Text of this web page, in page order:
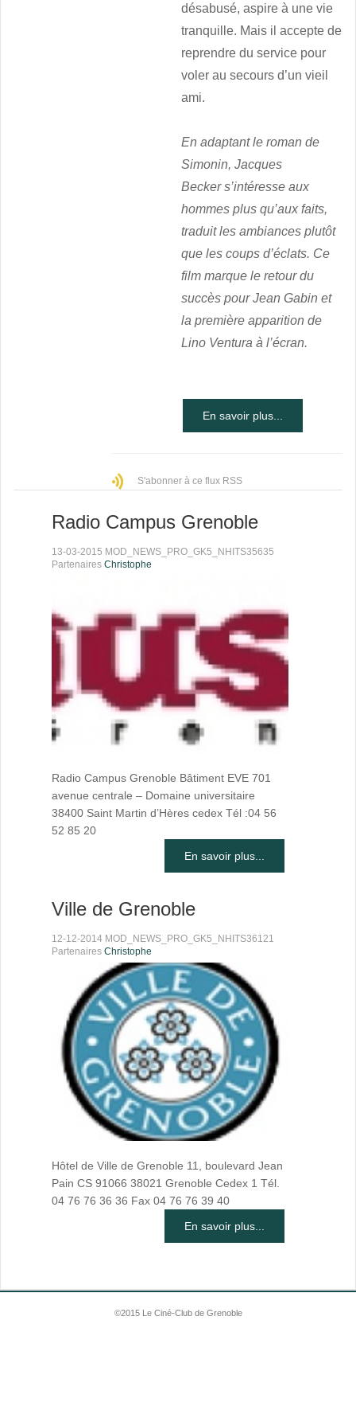
désabusé, aspire à une vie
tranquille. Mais il accepte de
reprendre du service pour
voler au secours d’un vieil
ami.
En adaptant le roman de
Simonin, Jacques
Becker s’intéresse aux
hommes plus qu’aux faits,
traduit les ambiances plutôt
que les coups d’éclats. Ce
film marque le retour du
succès pour Jean Gabin et
la première apparition de
Lino Ventura à l’écran.
En savoir plus...
S'abonner à ce flux RSS
Radio Campus Grenoble
13-03-2015 MOD_NEWS_PRO_GK5_NHITS35635
Partenaires Christophe
Radio Campus Grenoble Bâtiment EVE 701
avenue centrale – Domaine universitaire
38400 Saint Martin d’Hères cedex Tél :04 56
52 85 20
En savoir plus...
Ville de Grenoble
12-12-2014 MOD_NEWS_PRO_GK5_NHITS36121
Partenaires Christophe
Hôtel de Ville de Grenoble 11, boulevard Jean
Pain CS 91066 38021 Grenoble Cedex 1 Tél.
04 76 76 36 36 Fax 04 76 76 39 40
En savoir plus...
©2015 Le Ciné-Club de Grenoble